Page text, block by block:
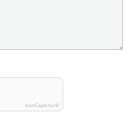
IconCaptcha ©